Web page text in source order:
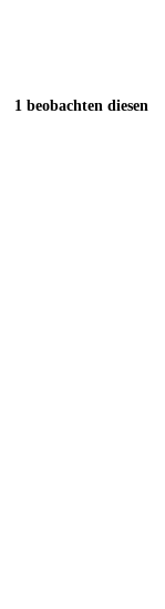
1 beobachten diesen